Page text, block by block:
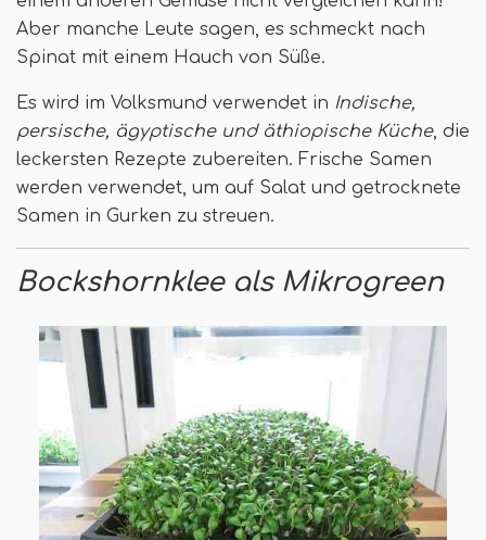
Aber manche Leute sagen, es schmeckt nach
Spinat mit einem Hauch von Süße.
Es wird im Volksmund verwendet in Indische,
persische, ägyptische und äthiopische Küche, die
leckersten Rezepte zubereiten. Frische Samen
werden verwendet, um auf Salat und getrocknete
Samen in Gurken zu streuen.
Bockshornklee als Mikrogreen